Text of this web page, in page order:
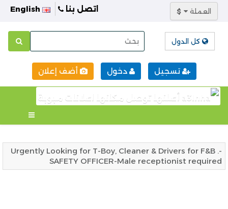
$ العملة اتصل بنا
كل الدول
تسجيل دخول أضف إعلان
Urgently Looking for T-Boy, Cleaner & Drivers for F&B .-
SAFETY OFFICER-Male receptionist required